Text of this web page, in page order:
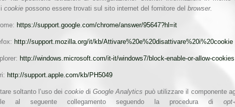
icookie possono essere trovati sul sito internet del fornitore delbrowser.
https://support.google.com/chrome/answer/95647?hl=it
http://support.mozilla.org/it/kb/Attivare%20e%20disattivare%20i%20cookie
http://windows.microsoft.com/it-it/windows7/block-enable-or-allow-cookies
http://support.apple.com/kb/PH5049
soltanto l’uso dei cookiediGoogle Analytics può utilizzare il componente
al seguente collegamento seguendo la procedura di